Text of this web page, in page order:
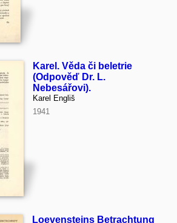
Karel. Věda či beletrie
(Odpověď Dr. L.
Nebesářovi).
Karel Engliš
1941
Loevensteins Betrachtung